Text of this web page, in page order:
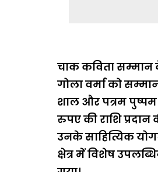
चाक कविता सम्मान
गोला वर्मा को सम्मान
शाल और पत्रम
रुपए की राशि
उनके साहित्यिक
क्षेत्र में विशेष